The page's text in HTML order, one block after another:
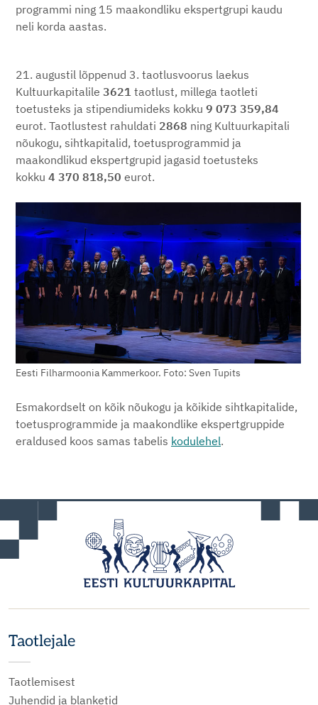
programmi ning 15 maakondliku ekspertgrupi kaudu
neli korda aastas.
21. augustil lõppenud 3. taotlusvoorus laekus
Kultuurkapitalile 3621 taotlust, millega taotleti
toetusteks ja stipendiumideks kokku 9 073 359,84
eurot. Taotlustest rahuldati 2868 ning Kultuurkapitali
nõukogu, sihtkapitalid, toetusprogrammid ja
maakondlikud ekspertgrupid jagasid toetusteks
kokku 4 370 818,50 eurot.
Eesti Filharmoonia Kammerkoor. Foto: Sven Tupits
Esmakordselt on kõik nõukogu ja kõikide sihtkapitalide,
toetusprogrammide ja maakondlike ekspertgruppide
eraldused koos samas tabelis kodulehel.
Taotlejale
Taotlemisest
Juhendid ja blanketid